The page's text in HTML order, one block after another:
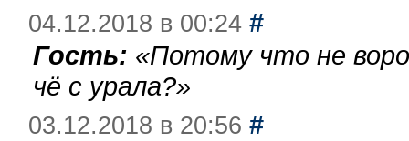
04.12.2018 в 00:24 #
Гость: «Потому что не
чё с урала?»
03.12.2018 в 20:56 #